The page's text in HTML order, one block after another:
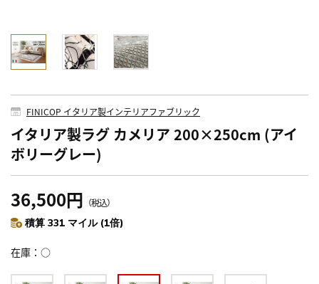
FINICOP イタリア製インテリアファブリック
イタリア製ラグ カメリア 200×250cm (アイ
ボリーグレー)
36,500円 （税込）
積算 331 マイル (1倍)
在庫 ○